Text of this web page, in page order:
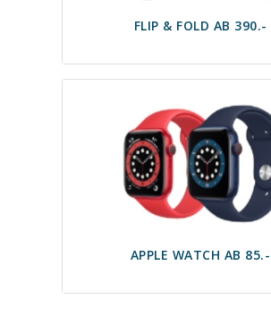
FLIP & FOLD AB 390.-
APPLE WATCH AB 85.-